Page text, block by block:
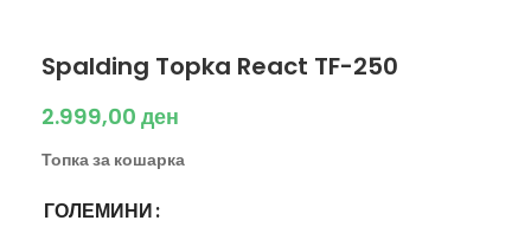
Spalding Topka React TF-250
2.999,00 ден
Топка за кошарка
ГОЛЕМИНИ